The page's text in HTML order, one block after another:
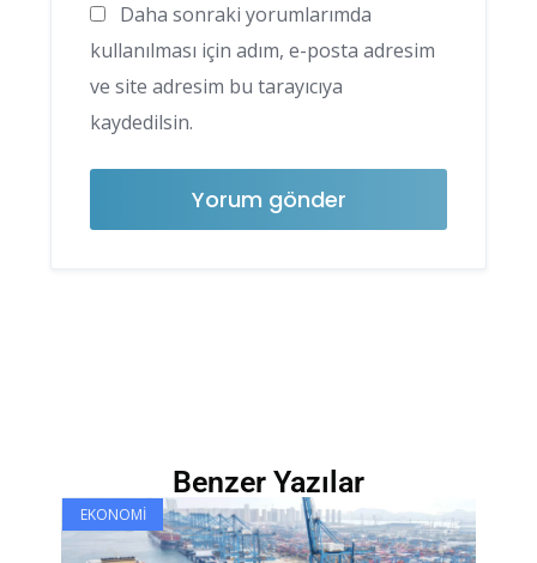
Daha sonraki yorumlarımda
kullanılması için adım, e-posta adresim
ve site adresim bu tarayıcıya
kaydedilsin.
Benzer Yazılar
EKONOMI